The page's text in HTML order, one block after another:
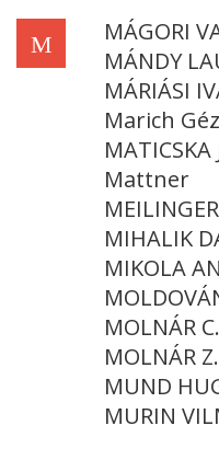
M
MÁGORI
MÁNDY
MÁRIÁSI
Marich
MATICSKA
Mattner
MIHALIK
MIKOLA
MOLNÁR
MOLNÁR
MUND
MURIN